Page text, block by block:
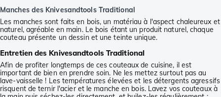
Manches des Knivesandtools Traditional
Les manches sont faits en bois, un matériau à l'aspect chaleureux et
naturel, agréable en main. Le bois étant un produit naturel, chaque
couteau présente un dessin et une teinte unique.
Entretien des Knivesandtools Traditional
Afin de profiter longtemps de ces couteaux de cuisine, il est
important de bien en prendre soin. Ne les mettez surtout pas au
lave-vaisselle ! Les températures élevées et les détergents agressifs
risquent de ternir l'acier et le manche en bois. Lavez vos couteaux à